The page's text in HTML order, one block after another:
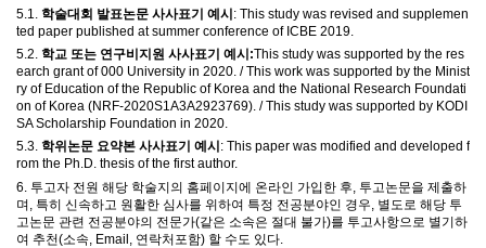
5.1. 학술대회 발표논문 사사표기 예시: This study was revised and supplemen
ted paper published at summer conference of ICBE 2019.
5.2. 학교 또는 연구비지원 사사표기 예시 :This study was supported by the res
earch grant of 000 University in 2020. / This work was supported by the Minist
ry of Education of the Republic of Korea and the National Research Foundati
on of Korea (NRF-2020S1A3A2923769). / This study was supported by KODI
SA Scholarship Foundation in 2020.
5.3. 학위논문 요약본 사사표기 예시 : This paper was modified and developed f
rom the Ph.D. thesis of the first author.
6. 투고자 전원 해당 학술지의 홈페이지에 온라인 가입한 후 투고논문을 제출하
며 특히 신속하고 원활한 심사를 위하여 특정 전공분야인 경우 별도로 해당 투
고논문 관련 전공분야의 전문가(같은 소속은 절대 불가)를 투고사항으로 별기하
여 추천(소속 , Email, 연락처포함) 할 수도 있다